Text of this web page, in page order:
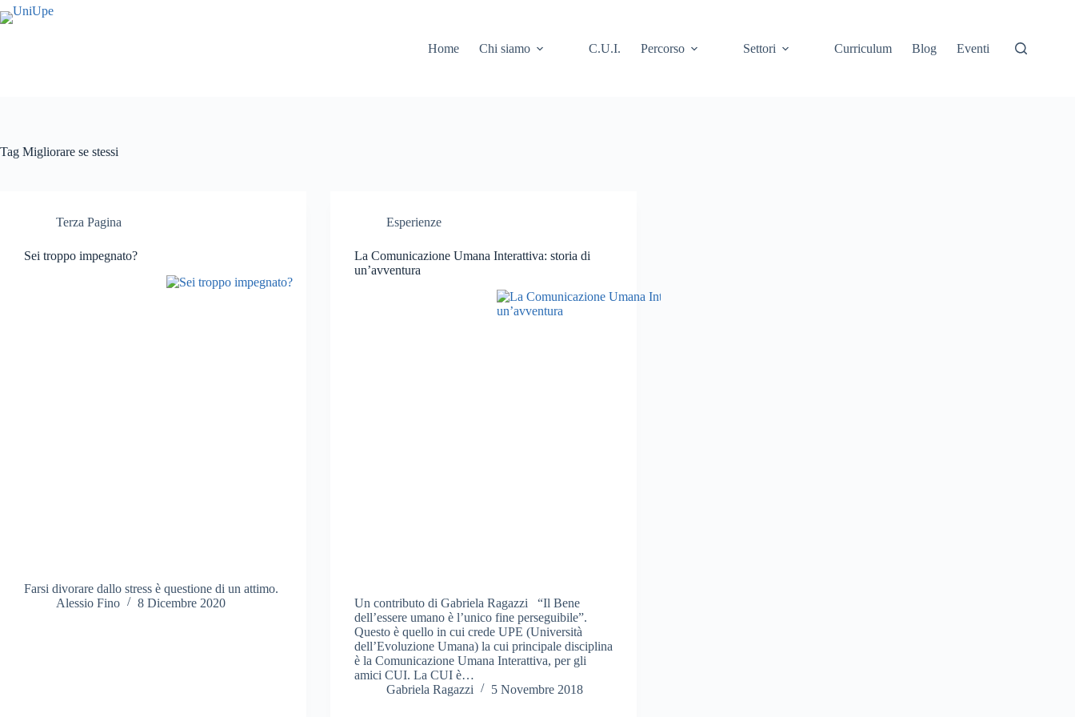
Salta
al
Home
Chi siamo C.U.I. Percorso Settori Curriculum Blog Eventi
Tag Migliorare se stessi
Terza Pagina
Sei troppo impegnato?
Farsi divorare dallo stress è questione di un attimo.
Alessio Fino
8 Dicembre 2020
Esperienze
La Comunicazione Umana Interattiva: storia di
un’avventura
Un contributo di Gabriela Ragazzi “Il Bene
dell’essere umano è l’unico fine perseguibile”.
Questo è quello in cui crede UPE (Università
dell’Evoluzione Umana) la cui principale disciplina
è la Comunicazione Umana Interattiva, per gli
amici CUI. La CUI è…
Gabriela Ragazzi
5 Novembre 2018